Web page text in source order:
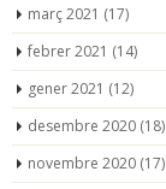
març 2021 (17)
febrer 2021 (14)
gener 2021 (12)
desembre 2020 (18)
novembre 2020 (17)